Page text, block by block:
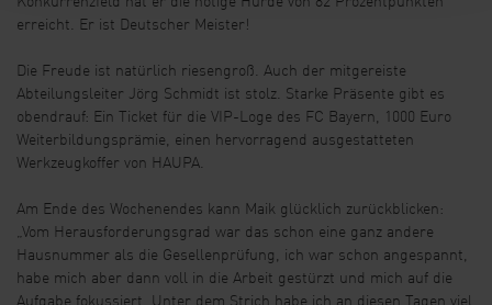
erreicht. Er ist Deutscher Meister!
Die Freude ist natürlich riesengroß. Auch der mitgereiste
Abteilungsleiter Jörg Schmidt ist stolz. Starke Präsente gibt es
obendrauf: Ein Ticket für die VIP-Loge des FC Bayern, 1000 Euro
Weiterbildungsprämie, einen hervorragend ausgestatteten
Werkzeugkoffer von HAUPA.
Am Ende des Wochenendes kann Maik glücklich zurückblicken:
„Vom Herausforderungsgrad war das schon eine ganz andere
Hausnummer als die Gesellenprüfung, ich war schon angespannt,
habe mich aber dann voll in die Arbeit gestürzt und mich auf die
Aufgabe fokussiert. Unter dem Strich habe ich an diesen Tagen viel